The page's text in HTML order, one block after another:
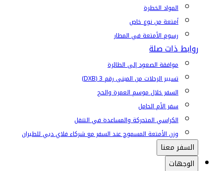
المواد الخطرة
أمتعة من نوع خاص
رسوم الأمتعة في المطار
روابط ذات صلة
موافقة الصعود إلى الطائرة
تسيير الرحلات من المبنى رقم 3 (DXB)
السفر خلال موسم العمرة والحج
سفر الأم الحامل
الكراسي المتحركة والمساعدة في التنقل
وزن الأمتعة المسموح عند السفر مع شركاء فلاي دبي للطيران
السفر معنا
الوجهات